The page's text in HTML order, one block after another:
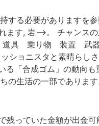
する必要がありますを
ます, 岩–>。 チャンス
す。 道具 乗り物 装置
ショニスタと素晴らし
「合成ゴム」の動向も
の生活の一部であります
残っていた金額が出金可